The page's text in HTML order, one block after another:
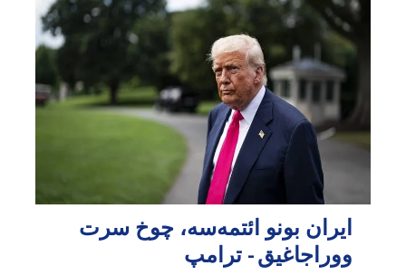
ایران بونو ائتمه‌سه، چوخ سرت
ووراجاغیق - ترامپ